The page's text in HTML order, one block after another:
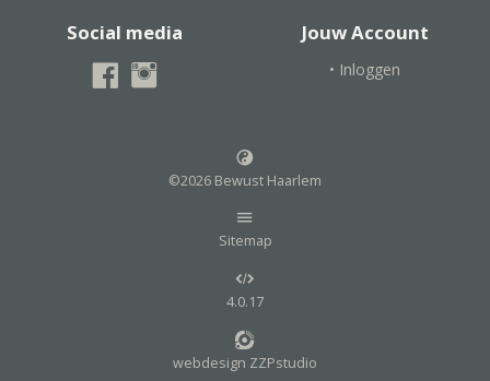
Social media Jouw Account
• Inloggen
©2026 Bewust Haarlem
Sitemap
4.0.17
webdesign ZZPstudio